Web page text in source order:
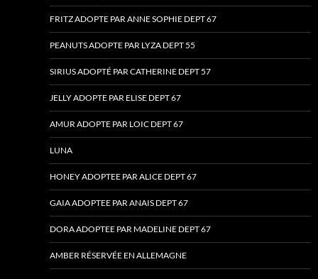
FRITZ ADOPTE PAR ANNE SOPHIE DEPT 67
PEANUTS ADOPTE PAR LYZA DEPT 55
SIRIUS ADOPTÉ PAR CATHERINE DEPT 57
JELLY ADOPTE PAR ELISE DEPT 67
AMUR ADOPTE PAR LOIC DEPT 67
LUNA
HONEY ADOPTEE PAR ALICE DEPT 67
GAIA ADOPTEE PAR ANAIS DEPT 67
DORA ADOPTEE PAR MADELINE DEPT 67
AMBER RÉSERVÉE EN ALLEMAGNE